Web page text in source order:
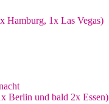
Hamburg, 1x Las Vegas)
Berlin und bald 2x Essen)